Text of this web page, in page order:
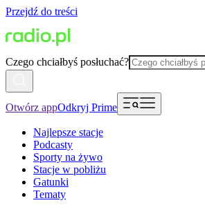
Przejdź do treści
Czego chciałbyś posłuchać?
Otwórz appOdkryj Prime
Najlepsze stacje
Podcasty
Sporty na żywo
Stacje w pobliżu
Gatunki
Tematy